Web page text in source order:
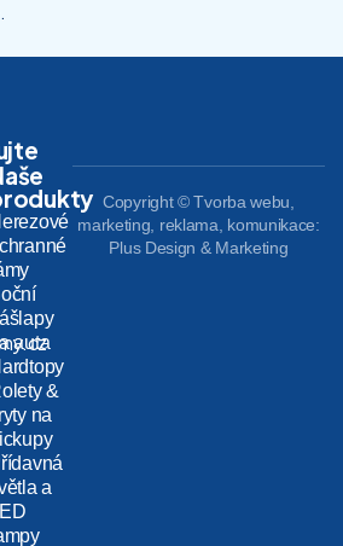
auta
&
na
a
Copyright © Tvorba webu,
marketing, reklama, komunikace:
Plus Design & Marketing